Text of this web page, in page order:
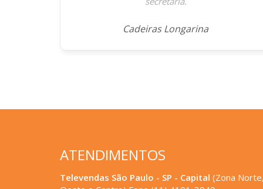
secretária.